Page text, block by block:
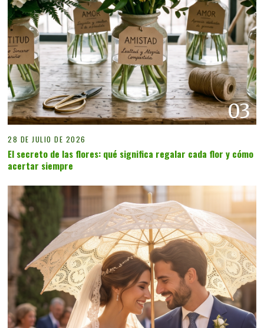
03
28 DE JULIO DE 2026
El secreto de las flores: qué significa regalar cada flor y cómo
acertar siempre